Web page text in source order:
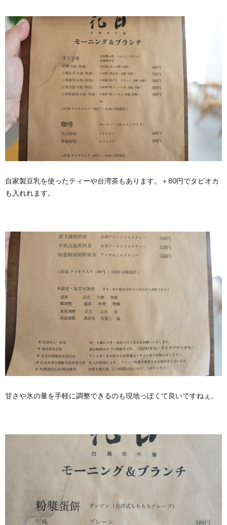
自家製豆乳を使ったティーや台湾茶もあります。＋80円でタピオカ
も入れれます。
甘さや氷の量を手軽に調整できるのも現地っぽくて良いですねぇ。